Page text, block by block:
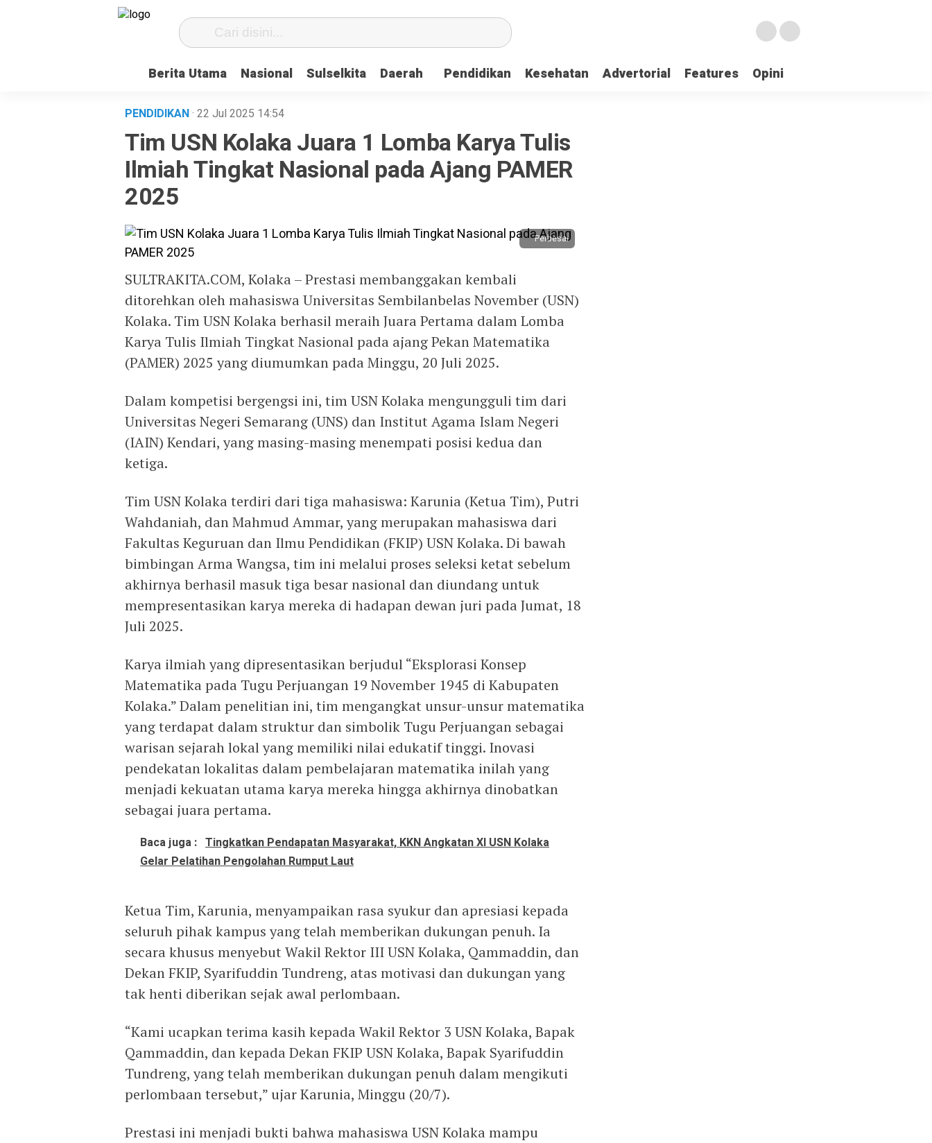
Berita Utama Nasional Sulselkita Daerah Pendidikan Kesehatan Advertorial Features Opini
PENDIDIKAN· 22 Jul 2025 14:54
Tim USN Kolaka Juara 1 Lomba Karya Tulis
Ilmiah Tingkat Nasional pada Ajang PAMER
2025
Perbesar
SULTRAKITA.COM, Kolaka – Prestasi membanggakan kembali
ditorehkan oleh mahasiswa Universitas Sembilanbelas November (USN)
Kolaka. Tim USN Kolaka berhasil meraih Juara Pertama dalam Lomba
Karya Tulis Ilmiah Tingkat Nasional pada ajang Pekan Matematika
(PAMER) 2025 yang diumumkan pada Minggu, 20 Juli 2025.
Dalam kompetisi bergengsi ini, tim USN Kolaka mengungguli tim dari
Universitas Negeri Semarang (UNS) dan Institut Agama Islam Negeri
(IAIN) Kendari, yang masing-masing menempati posisi kedua dan
ketiga.
Tim USN Kolaka terdiri dari tiga mahasiswa: Karunia (Ketua Tim), Putri
Wahdaniah, dan Mahmud Ammar, yang merupakan mahasiswa dari
Fakultas Keguruan dan Ilmu Pendidikan (FKIP) USN Kolaka. Di bawah
bimbingan Arma Wangsa, tim ini melalui proses seleksi ketat sebelum
akhirnya berhasil masuk tiga besar nasional dan diundang untuk
mempresentasikan karya mereka di hadapan dewan juri pada Jumat, 18
Juli 2025.
Karya ilmiah yang dipresentasikan berjudul “Eksplorasi Konsep
Matematika pada Tugu Perjuangan 19 November 1945 di Kabupaten
Kolaka.” Dalam penelitian ini, tim mengangkat unsur-unsur matematika
yang terdapat dalam struktur dan simbolik Tugu Perjuangan sebagai
warisan sejarah lokal yang memiliki nilai edukatif tinggi. Inovasi
pendekatan lokalitas dalam pembelajaran matematika inilah yang
menjadi kekuatan utama karya mereka hingga akhirnya dinobatkan
sebagai juara pertama.
Baca juga : Tingkatkan Pendapatan Masyarakat, KKN Angkatan XI USN Kolaka
Gelar Pelatihan Pengolahan Rumput Laut
Ketua Tim, Karunia, menyampaikan rasa syukur dan apresiasi kepada
seluruh pihak kampus yang telah memberikan dukungan penuh. Ia
secara khusus menyebut Wakil Rektor III USN Kolaka, Qammaddin, dan
Dekan FKIP, Syarifuddin Tundreng, atas motivasi dan dukungan yang
tak henti diberikan sejak awal perlombaan.
“Kami ucapkan terima kasih kepada Wakil Rektor 3 USN Kolaka, Bapak
Qammaddin, dan kepada Dekan FKIP USN Kolaka, Bapak Syarifuddin
Tundreng, yang telah memberikan dukungan penuh dalam mengikuti
perlombaan tersebut,” ujar Karunia, Minggu (20/7).
Prestasi ini menjadi bukti bahwa mahasiswa USN Kolaka mampu